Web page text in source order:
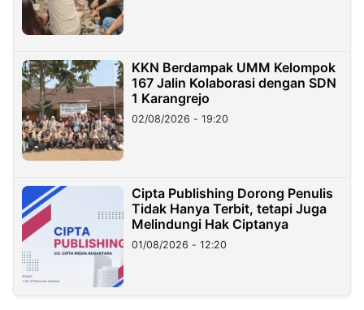
KKN Berdampak UMM Kelompok
167 Jalin Kolaborasi dengan SDN
1 Karangrejo
02/08/2026 - 19:20
Cipta Publishing Dorong Penulis
Tidak Hanya Terbit, tetapi Juga
Melindungi Hak Ciptanya
01/08/2026 - 12:20